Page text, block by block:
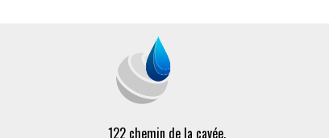
122 chemin de la cavée,